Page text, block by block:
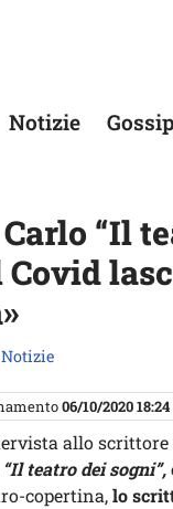
Notizie Gossip
“Il
Notizie
06/10/2020 18:24
allo scrittore
“Il teatro dei sogni”,
copertina,lo